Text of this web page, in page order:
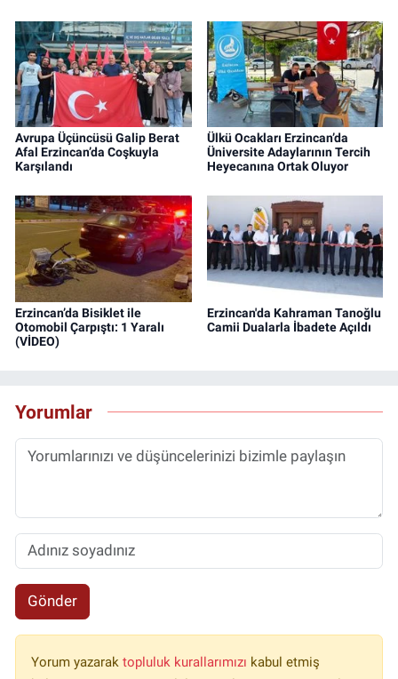
Avrupa Üçüncüsü Galip Berat
Afal Erzincan’da Coşkuyla
Karşılandı
Ülkü Ocakları Erzincan’da
Üniversite Adaylarının Tercih
Heyecanına Ortak Oluyor
Erzincan’da Bisiklet ile
Otomobil Çarpıştı: 1 Yaralı
(VİDEO)
Erzincan'da Kahraman Tanoğlu
Camii Dualarla İbadete Açıldı
Yorumlar
Gönder
Yorum yazarak topluluk kurallarımızı kabul etmiş